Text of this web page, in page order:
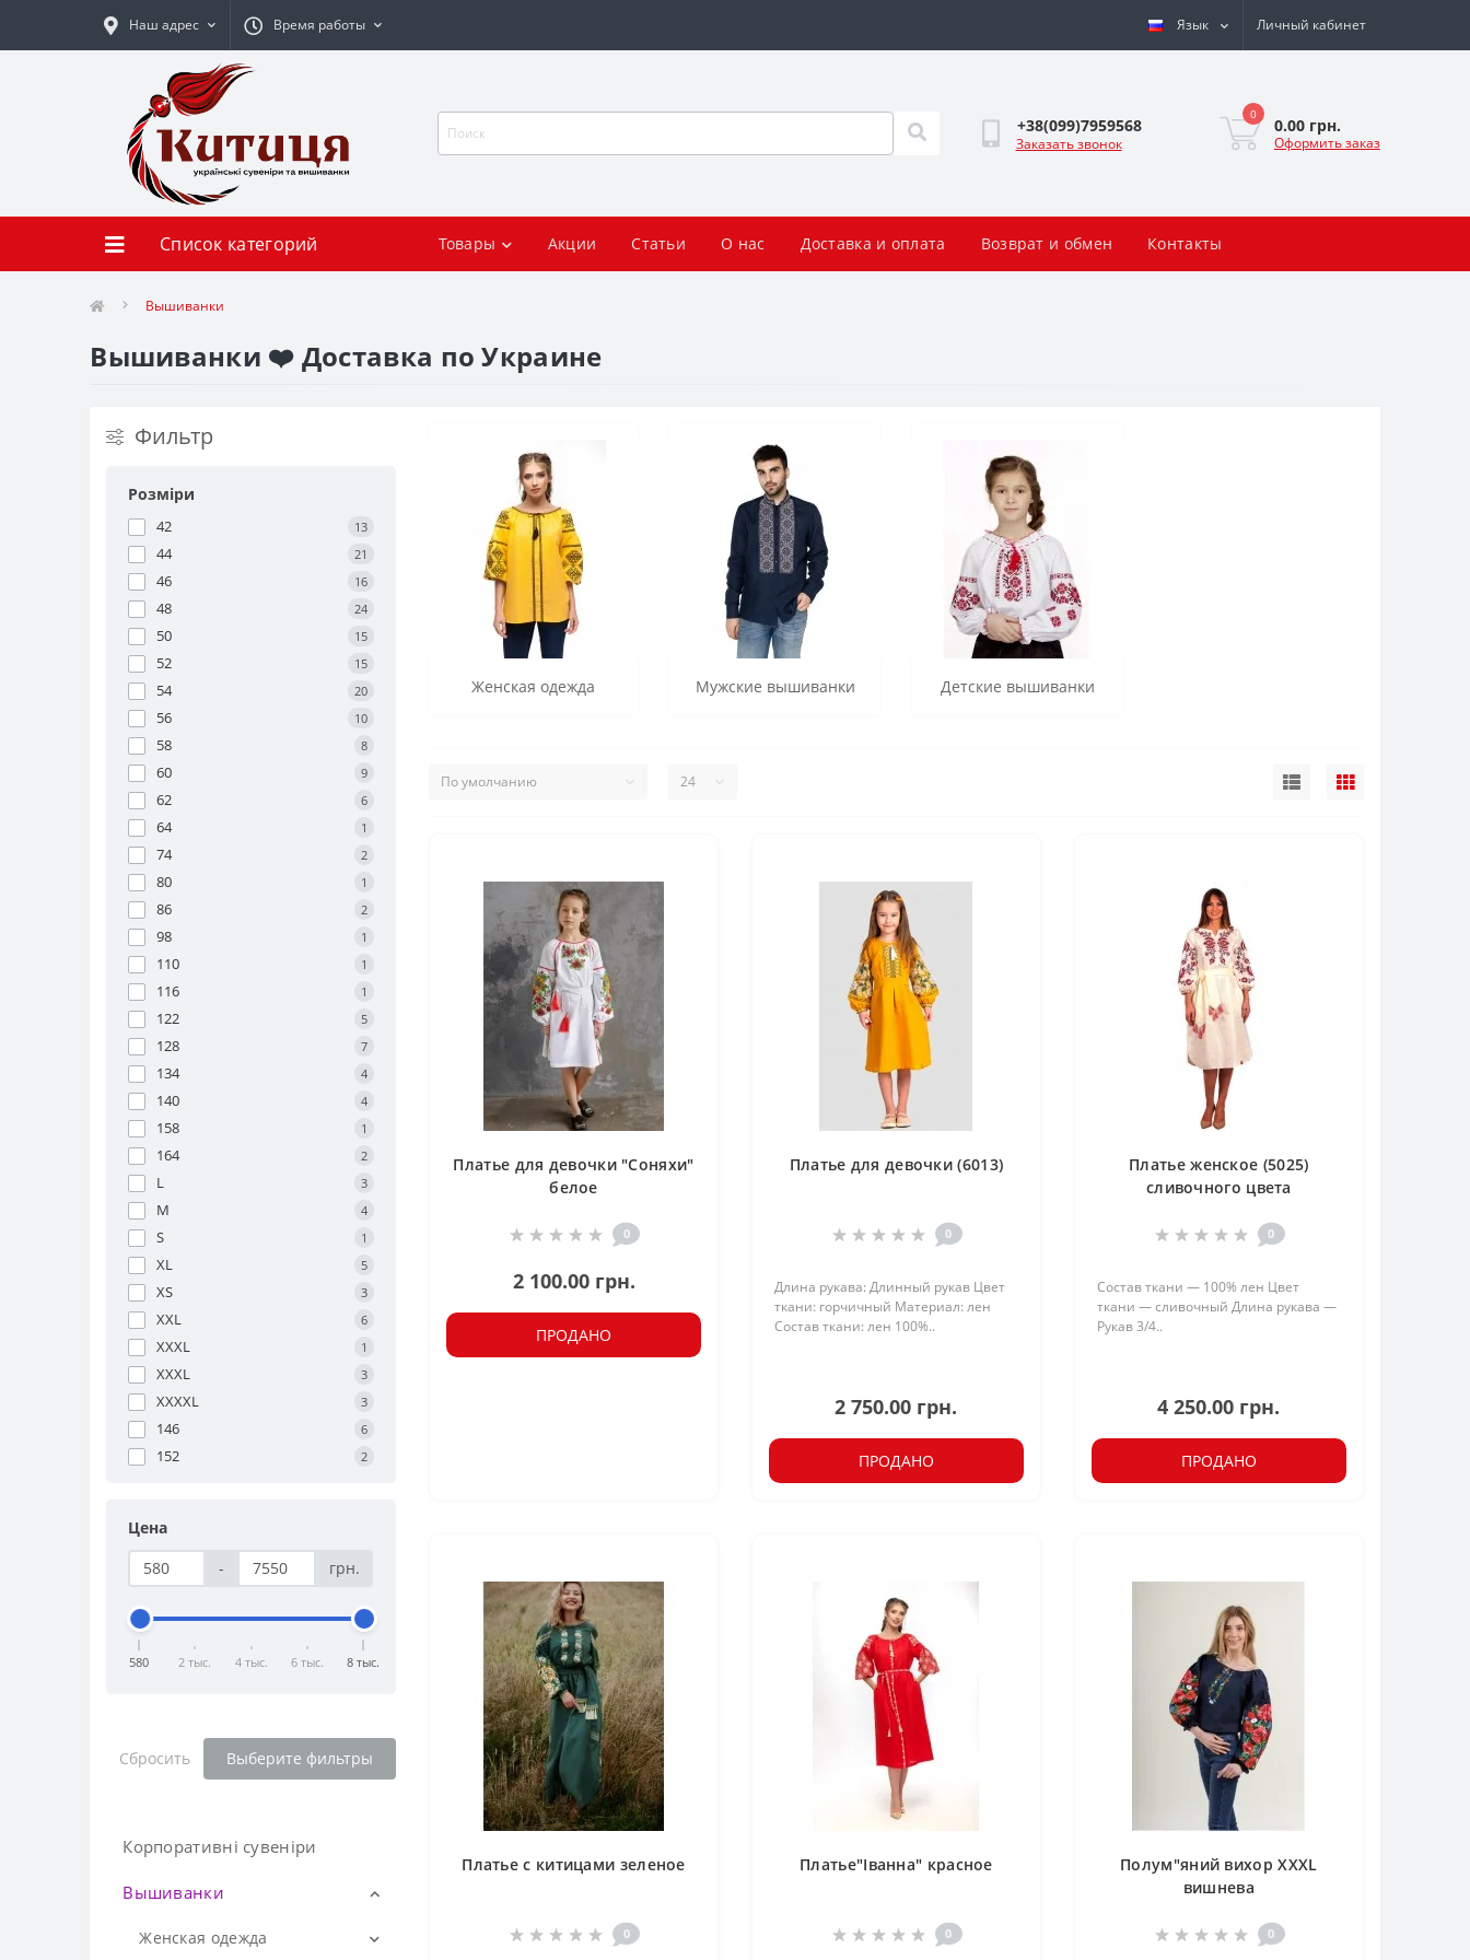
Наш адрес Время работы Язык Личный кабинет
+38(099)7959568
Заказать звонок
0
0.00 грн.
Оформить заказ
Список категорий Товары Акции Статьи О нас Доставка и оплата Возврат и обмен Контакты
Вышиванки
Вышиванки ❤️ Доставка по Украине
Фильтр
Розміри
42 13
44 21
46 16
48 24
50 15
52 15
54 20
56 10
58 8
60 9
62 6
64 1
74 2
80 1
86 2
98 1
110 1
116 1
122 5
128 7
134 4
140 4
158 1
164 2
L 3
M 4
S 1
XL 5
XS 3
XXL 6
XXXL 1
XXXL 3
XXXXL 3
146 6
152 2
Цена
-
грн.
580 2 тыс. 4 тыс. 6 тыс. 8 тыс.
Сбросить Выберите фильтры
Корпоративні сувеніри
Вышиванки
Женская одежда
Женская одежда Мужские вышиванки Детские вышиванки
Платье для девочки "Соняхи"
белое
0
2 100.00 грн.
ПРОДАНО
Платье для девочки (6013)
0
Длина рукава: Длинный рукав Цвет
ткани: горчичный Материал: лен
Состав ткани: лен 100%..
2 750.00 грн.
ПРОДАНО
Платье женское (5025)
сливочного цвета
0
Состав ткани — 100% лен Цвет
ткани — сливочный Длина рукава —
Рукав 3/4..
4 250.00 грн.
ПРОДАНО
Платье с китицами зеленое
0
Платье"Іванна" красное
0
Полум"яний вихор ХХXL
вишнева
0